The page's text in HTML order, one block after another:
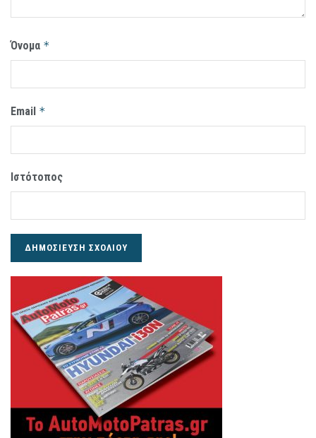
Όνομα *
Email *
Ιστότοπος